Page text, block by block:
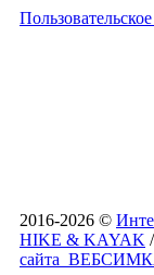
2016-2026 ©
HIKE & KAYAK /
сайта